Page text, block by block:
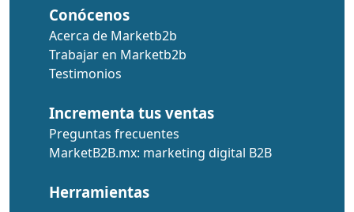
Conócenos
Acerca de Marketb2b
Trabajar en Marketb2b
Testimonios
Incrementa tus ventas
Preguntas frecuentes
MarketB2B.mx: marketing digital B2B
Herramientas